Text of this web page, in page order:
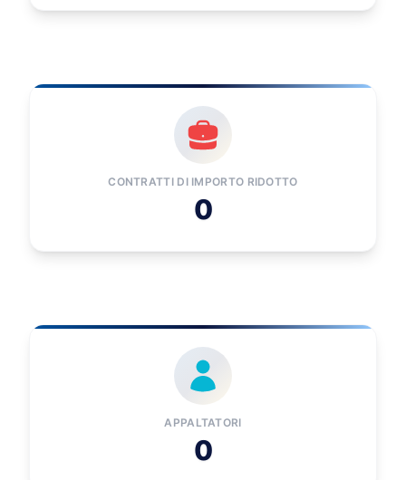
CONTRATTI DI IMPORTO RIDOTTO
0
APPALTATORI
0